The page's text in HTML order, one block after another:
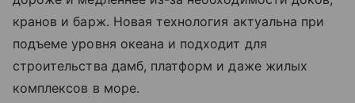
кранов и барж. Новая технология актуальна при
подъеме уровня океана и подходит для
строительства дамб, платформ и даже жилых
комплексов в море.